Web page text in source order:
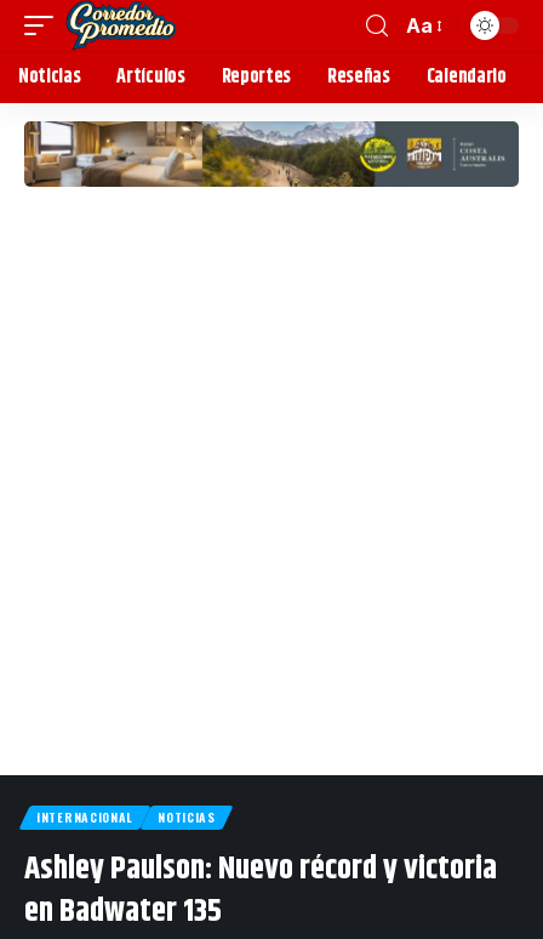
Aa
Noticias Artículos Reportes Reseñas Calendario
INTERNACIONAL NOTICIAS
Ashley Paulson: Nuevo récord y victoria
en Badwater 135